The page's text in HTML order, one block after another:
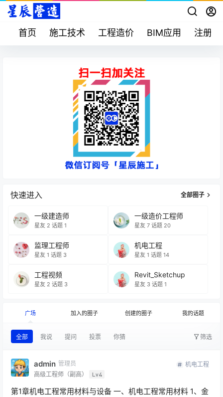
首页 施工技术 工程造价 BIM应用 注册考
快速进入 全部圈子
一级建造师
星友 2 话题 1
一级造价工程师
星友 7 话题 20
监理工程师
星友 1 话题 3
机电工程
星友 1 话题 14
工程视频
星友 2 话题 3
Revit_Sketchup
星友 3 话题 1
广场 加入的圈子 创建的圈子 我的话题
全部 我说 提问 投票 你猜 筛选
admin 管理员
高级工程师（副高）
Lv4
机电工程
第1章机电工程常用材料与设备 一、机电工程常用材料 1、金